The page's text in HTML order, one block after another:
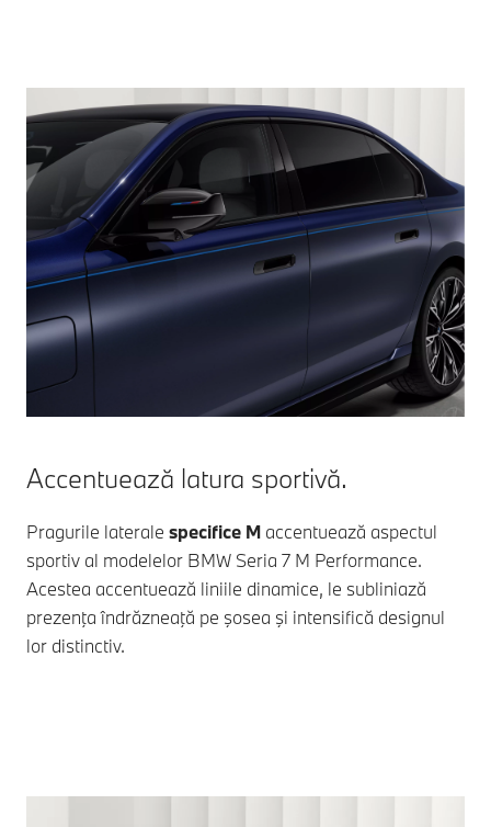
Accentuează latura sportivă.
Pragurile laterale specifice M accentuează aspectul
sportiv al modelelor BMW Seria 7 M Performance.
Acestea accentuează liniile dinamice, le subliniază
prezenţa îndrăzneaţă pe şosea şi intensifică designul
lor distinctiv.